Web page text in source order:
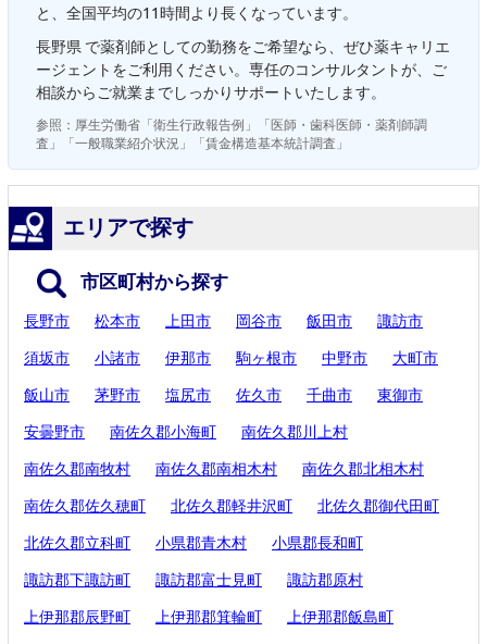
と、全国平均の11時間より長くなっています。
長野県 で薬剤師としての勤務をご希望なら、ぜひ薬キャリエ
ージェントをご利用ください。専任のコンサルタントが、ご
相談からご就業までしっかりサポートいたします。
参照：厚生労働省「衛生行政報告例」「医師・歯科医師・薬剤師調
査」「一般職業紹介状況」「賃金構造基本統計調査」
エリアで探す
市区町村から探す
長野市 松本市 上田市 岡谷市 飯田市 諏訪市
須坂市 小諸市 伊那市 駒ヶ根市 中野市 大町市
飯山市 茅野市 塩尻市 佐久市 千曲市 東御市
安曇野市 南佐久郡小海町 南佐久郡川上村
南佐久郡南牧村 南佐久郡南相木村 南佐久郡北相木村
南佐久郡佐久穂町 北佐久郡軽井沢町 北佐久郡御代田町
北佐久郡立科町 小県郡青木村 小県郡長和町
諏訪郡下諏訪町 諏訪郡富士見町 諏訪郡原村
上伊那郡辰野町 上伊那郡箕輪町 上伊那郡飯島町